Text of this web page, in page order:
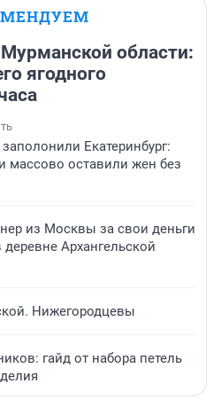
области:
ягодного
Екатеринбург:
массово оставили жен без
из Москвы за свои деньги
Архангельской
Нижегородцевы
гайд от набора петель